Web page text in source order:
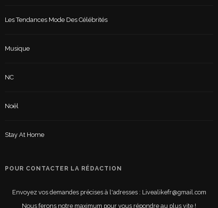
Les Tendances Mode Des Célébrités
Musique
NC
Noël
Stay At Home
POUR CONTACTER LA RÉDACTION
Envoyez vos demandes précises à l'adresses : Livealikefr@gmail.com
Nous ferons notre maximum pour vous répondre au plus vite !